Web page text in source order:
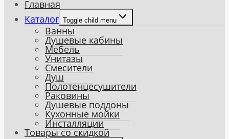
Главная
Каталог Toggle child menu
Ванны
Душевые кабины
Мебель
Унитазы
Смесители
Душ
Полотенцесушители
Раковины
Душевые поддоны
Кухонные мойки
Инсталляции
Товары со скидкой